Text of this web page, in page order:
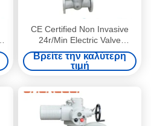
CE Certified Non Invasive
24r/Min Electric Valve
Actuator with 30000/Year
Production Capacity
Βρείτε την καλύτερη
τιμή